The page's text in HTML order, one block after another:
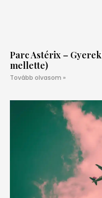
Parc Astérix –
mellette)
Tovább olvasom »